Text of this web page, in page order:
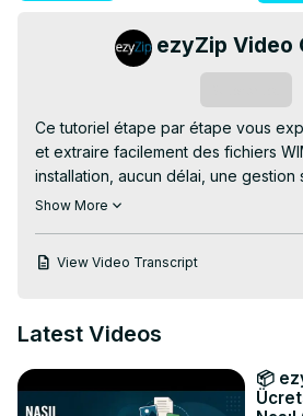
ezyZip Video
Ce tutoriel étape par étape vous
et extraire facilement des fichiers
installation, aucun délai, une gestion
Idéal pour gérer vos fichiers WIM
https://www.ezyzip.com/ouvrir-le-
fichier WIM à ouvrir » ou glissez-
dans la zone de téléchargement.
- Patientez un instant, l'extraction
Show More
View Video Transcript
Latest Videos
📦